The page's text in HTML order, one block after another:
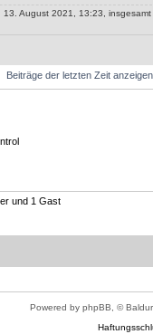
13. August 2021, 13:23,
Beiträge der letzten Zeit
und 1 Gast
Powered by phpBB, ©